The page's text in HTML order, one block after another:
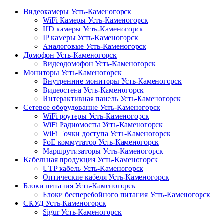
Видеокамеры Усть-Каменогорск
WiFi Камеры Усть-Каменогорск
HD камеры Усть-Каменогорск
IP камеры Усть-Каменогорск
Аналоговые Усть-Каменогорск
Домофон Усть-Каменогорск
Видеодомофон Усть-Каменогорск
Мониторы Усть-Каменогорск
Внутренние мониторы Усть-Каменогорск
Видеостена Усть-Каменогорск
Интерактивная панель Усть-Каменогорск
Сетевое оборудование Усть-Каменогорск
WiFi роутеры Усть-Каменогорск
WiFi Радиомосты Усть-Каменогорск
WiFi Точки доступа Усть-Каменогорск
PoE коммутатор Усть-Каменогорск
Маршрутизаторы Усть-Каменогорск
Кабельная продукция Усть-Каменогорск
UTP кабель Усть-Каменогорск
Оптические кабеля Усть-Каменогорск
Блоки питания Усть-Каменогорск
Блоки бесперебойного питания Усть-Каменогорск
СКУД Усть-Каменогорск
Sigur Усть-Каменогорск